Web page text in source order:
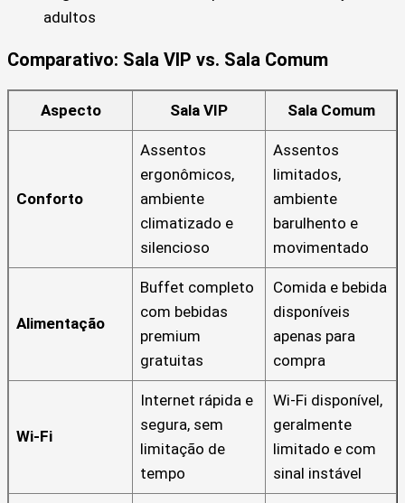
adultos
Comparativo: Sala VIP vs. Sala Comum
Aspecto Sala VIP Sala Comum
Conforto
Assentos
ergonômicos,
ambiente
climatizado e
silencioso
Assentos
limitados,
ambiente
barulhento e
movimentado
Alimentação
Buffet completo
com bebidas
premium
gratuitas
Comida e bebida
disponíveis
apenas para
compra
Wi-Fi
Internet rápida e
segura, sem
limitação de
tempo
Wi-Fi disponível,
geralmente
limitado e com
sinal instável